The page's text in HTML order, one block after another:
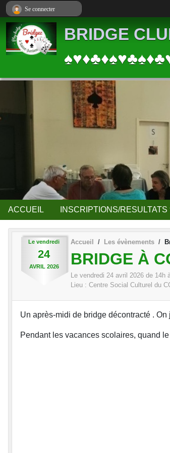
BRIDGE
ACCUEIL INSCRIPTIONS/RESULTATS
Le vendredi
24
AVRIL 2026
Accueil Les évènements
BRIDGE À
Le vendredi 24 avril 2026 de 14h
Lieu : Centre Social Culturel du
Un après-midi de bridge décontracté .
Pendant les vacances scolaires, quand
Se connecter
Panneau de gestion des cookies